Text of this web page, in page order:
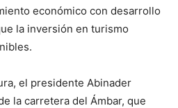
económico con desarrollo
la inversión en turismo
el presidente Abinader
la carretera del Ámbar, que